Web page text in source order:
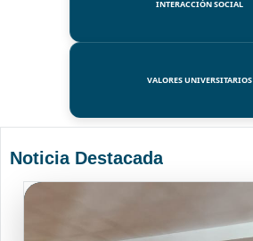
INTERACCIÓN SOCIAL
VALORES UNIVERSITARIOS
Noticia Destacada